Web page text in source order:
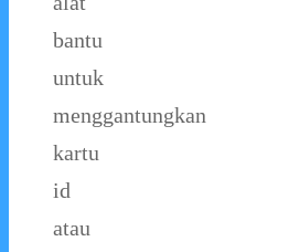
bantu
untuk
menggantungkan
kartu
id
atau